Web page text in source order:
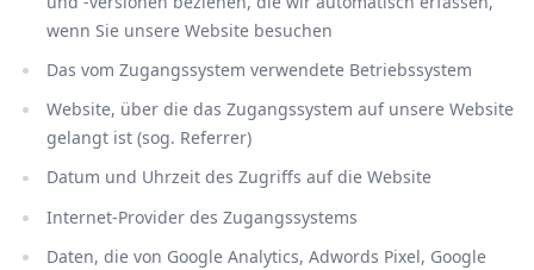
wenn Sie unsere Website besuchen
Das vom Zugangssystem verwendete Betriebssystem
Website, über die das Zugangssystem auf unsere Website
gelangt ist (sog. Referrer)
Datum und Uhrzeit des Zugriffs auf die Website
Internet-Provider des Zugangssystems
Daten, die von Google Analytics, Adwords Pixel, Google